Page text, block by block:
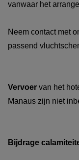
vanwaar het
Neem contact met
passend
Vervoer van het
Manaus zijn niet
Bijdrage